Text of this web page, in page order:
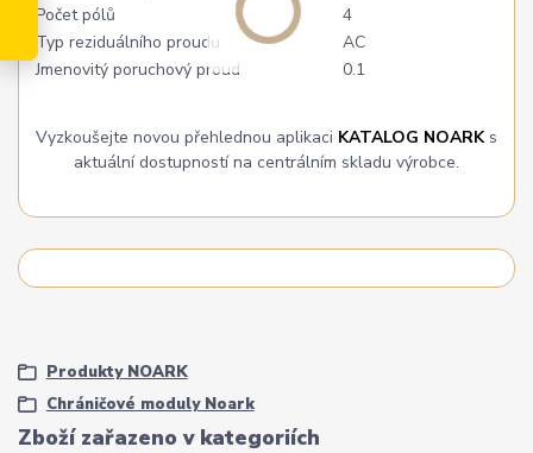
Počet pólů
4
Typ reziduálního proudu
AC
Jmenovitý poruchový proud
0.1
Vyzkoušejte novou přehlednou aplikaci KATALOG NOARKs
aktuální dostupností na centrálním skladu výrobce.
Zboží zařazeno v kategoriích
Produkty NOARK
Chráničové moduly Noark